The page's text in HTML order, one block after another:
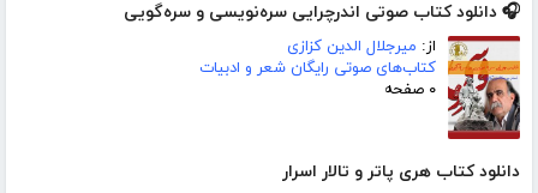
🎧 دانلود کتاب صوتی اندرچرایی سره‌نویسی و سره‌گویی
از: میرجلال الدین کزازی
کتاب‌های صوتی رایگان شعر و ادبیات
۰ صفحه
دانلود کتاب هری پاتر و تالار اسرار